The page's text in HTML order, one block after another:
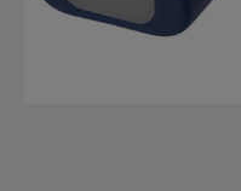
Fiskelinor